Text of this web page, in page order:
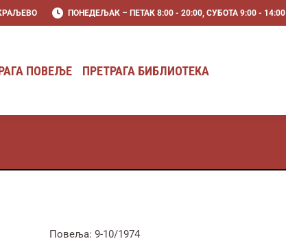
ПОНЕДЕЉАК – ПЕТАК 8:00 - 20:00, СУБОТА 9:00 - 14:00
ПОВЕЉЕ ПРЕТРАГА БИБЛИОТЕКА
Повеља: 9-10/1974